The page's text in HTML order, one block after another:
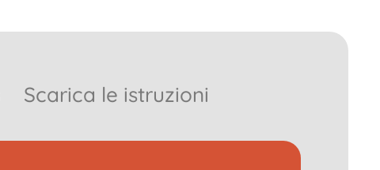
Scarica le istruzioni